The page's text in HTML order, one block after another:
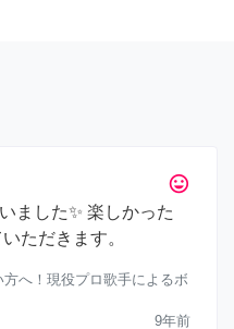
tag_faces
ました✨ 楽しかった
ただきます。
へ！現役プロ歌手によるボ
9年前